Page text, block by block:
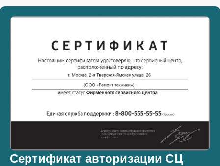
Сертификат авторизации СЦ